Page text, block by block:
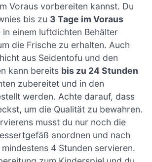
Voraus vorbereiten kannst. Du
bis zu 3 Tage im Voraus
einem luftdichten Behälter
die Frische zu erhalten. Auch
aus Seidentofu und den
kann bereits bis zu 24 Stunden
zubereitet und in den
werden. Achte darauf, dass
um die Qualität zu bewahren.
musst du nur noch die
anordnen und nach
4 Stunden servieren.